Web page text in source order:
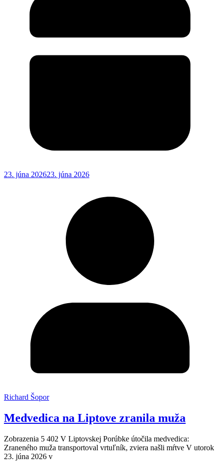
23. júna 202623. júna 2026
Richard Šopor
Medvedica na Liptove zranila muža
Zobrazenia 5 402 V Liptovskej Porúbke útočila medvedica:
Zraneného muža transportoval vrtuľník, zviera našli mŕtve V utorok
23. júna 2026 v